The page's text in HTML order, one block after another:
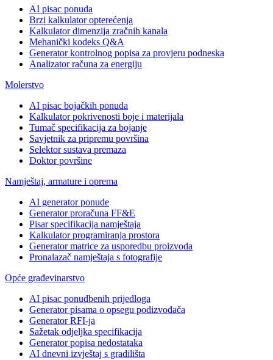
AI pisac ponuda
Brzi kalkulator opterećenja
Kalkulator dimenzija zračnih kanala
Mehanički kodeks Q&A
Generator kontrolnog popisa za provjeru podneska
Analizator računa za energiju
Molerstvo
AI pisac bojačkih ponuda
Kalkulator pokrivenosti boje i materijala
Tumač specifikacija za bojanje
Savjetnik za pripremu površina
Selektor sustava premaza
Doktor površine
Namještaj, armature i oprema
AI generator ponude
Generator proračuna FF&E
Pisar specifikacija namještaja
Kalkulator programiranja prostora
Generator matrice za usporedbu proizvoda
Pronalazač namještaja s fotografije
Opće građevinarstvo
AI pisac ponudbenih prijedloga
Generator pisama o opsegu podizvođača
Generator RFI-ja
Sažetak odjeljka specifikacija
Generator popisa nedostataka
AI dnevni izvještaj s gradilišta